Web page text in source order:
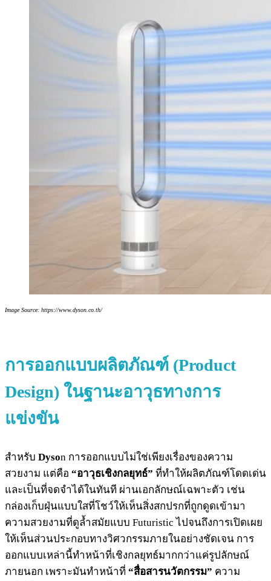
Image Source: https://www.dyson.co.th/
การออกแบบผลิตภัณฑ์ (Product
Design) ในฐานะอาวุธทางการ
แข่งขัน
สำหรับ Dyson การออกแบบไม่ใช่เพียงเรื่องของความ
สวยงาม แต่คือ “อาวุธเชิงกลยุทธ์” ที่ทำให้ผลิตภัณฑ์โดดเด่น
และเป็นที่จดจำได้ในทันที ผ่านเอกลักษณ์เฉพาะตัว เช่น
กล่องเก็บฝุ่นแบบใสที่โชว์ให้เห็นสิ่งสกปรกที่ถูกดูดเข้ามา
ความสวยงามที่ดูล้ำสมัยแบบ Futuristic ไปจนถึงการเปิดเผย
ให้เห็นส่วนประกอบทางวิศวกรรมภายในอย่างชัดเจน การ
ออกแบบเหล่านี้ทำหน้าที่เชิงกลยุทธ์มากกว่าแค่รูปลักษณ์
ภายนอก เพราะมันทำหน้าที่ “สื่อสารนวัตกรรม” ความ